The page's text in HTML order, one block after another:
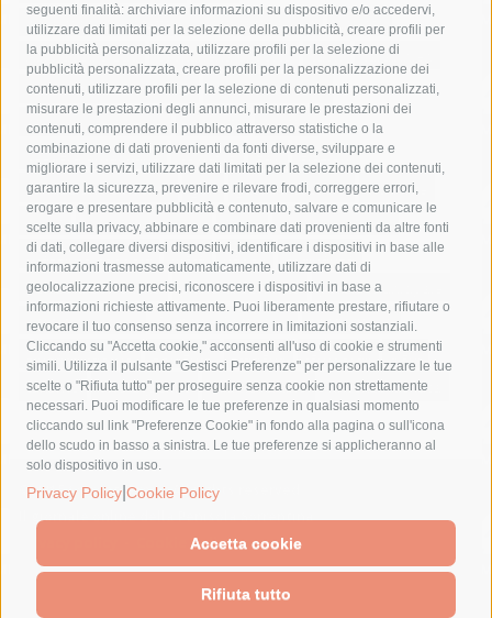
seguenti finalità: archiviare informazioni su dispositivo e/o accedervi,
utilizzare dati limitati per la selezione della pubblicità, creare profili per
la pubblicità personalizzata, utilizzare profili per la selezione di
pubblicità personalizzata, creare profili per la personalizzazione dei
contenuti, utilizzare profili per la selezione di contenuti personalizzati,
misurare le prestazioni degli annunci, misurare le prestazioni dei
contenuti, comprendere il pubblico attraverso statistiche o la
combinazione di dati provenienti da fonti diverse, sviluppare e
migliorare i servizi, utilizzare dati limitati per la selezione dei contenuti,
garantire la sicurezza, prevenire e rilevare frodi, correggere errori,
erogare e presentare pubblicità e contenuto, salvare e comunicare le
scelte sulla privacy, abbinare e combinare dati provenienti da altre fonti
di dati, collegare diversi dispositivi, identificare i dispositivi in base alle
informazioni trasmesse automaticamente, utilizzare dati di
geolocalizzazione precisi, riconoscere i dispositivi in base a
informazioni richieste attivamente. Puoi liberamente prestare, rifiutare o
revocare il tuo consenso senza incorrere in limitazioni sostanziali.
Cliccando su "Accetta cookie," acconsenti all'uso di cookie e strumenti
simili. Utilizza il pulsante "Gestisci Preferenze" per personalizzare le tue
scelte o "Rifiuta tutto" per proseguire senza cookie non strettamente
necessari. Puoi modificare le tue preferenze in qualsiasi momento
cliccando sul link "Preferenze Cookie" in fondo alla pagina o sull'icona
dello scudo in basso a sinistra. Le tue preferenze si applicheranno al
solo dispositivo in uso.
Privacy Policy Cookie Policy
Accetta cookie
Rifiuta tutto
area marina protetta di punta campanella
arresto
Asl Napoli 3 sud
capitaneria di porto capri
carabinieri
castellammare di stabia
circumvesuviana
comune di sorrento
concerto
contagi
costiera amalfitana
covid-19 eav
elezioni
fondazione sorrento
gori guardia costiera
incidente
lavori
lorenzo balducelli mare
massa lubrense
massimo coppola
Meta napoli
ordinanza
penisola sorrentina
piano di sorrento
polizia municipale
protezione civile
Regione Campania
sant'agnello
sindaco cuomo
sorrento studenti temporali
treni
turismo
Vico Equense villa fiorentino vincenzo de luca
© 2015 SorrentoPress. All rights reserved.
Il giornale online della Penisola Sorrentina
Cookie Policy